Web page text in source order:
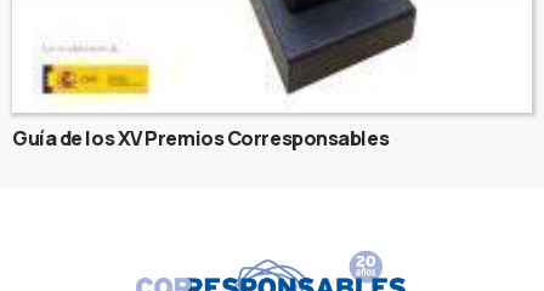
Guía de los XV Premios Corresponsables